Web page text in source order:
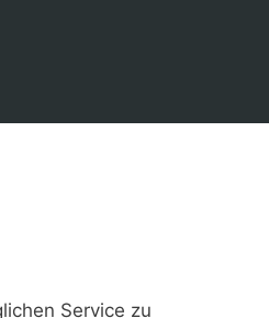
Service zu